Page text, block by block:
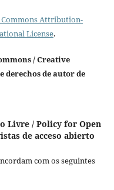
Attribution-
License.
/ Creative
derechos de autor de
Livre / Policy for Open
de acceso abierto
com os seguintes